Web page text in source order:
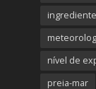
nível de
preia-mar